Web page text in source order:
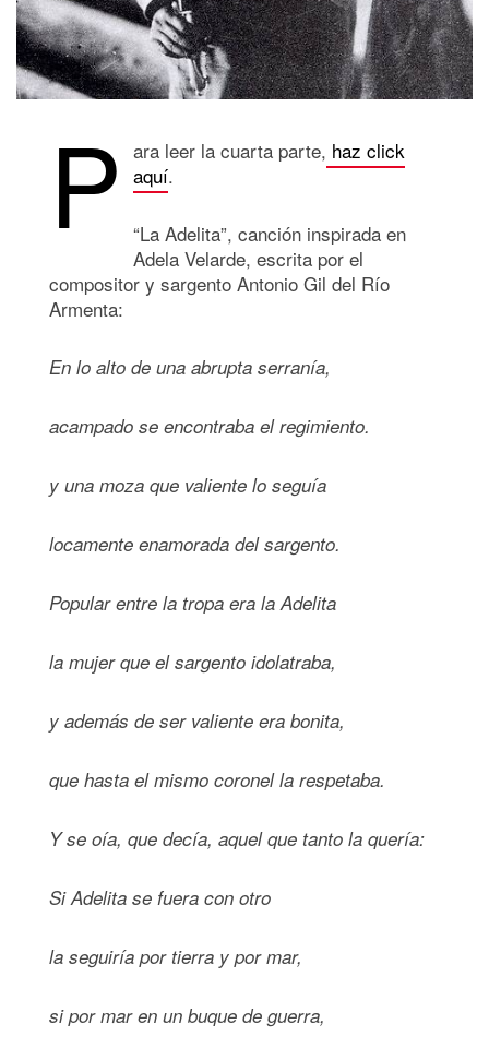
P ara leer la cuarta parte, haz click
aquí.
“La Adelita”, canción inspirada en
Adela Velarde, escrita por el
compositor y sargento Antonio Gil del Río
Armenta:
En lo alto de una abrupta serranía,
acampado se encontraba el regimiento.
y una moza que valiente lo seguía
locamente enamorada del sargento.
Popular entre la tropa era la Adelita
la mujer que el sargento idolatraba,
y además de ser valiente era bonita,
que hasta el mismo coronel la respetaba.
Y se oía, que decía, aquel que tanto la quería:
Si Adelita se fuera con otro
la seguiría por tierra y por mar,
si por mar en un buque de guerra,